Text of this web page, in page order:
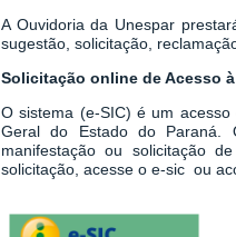
A Ouvidoria da Unespar
sugestão, solicitação,
Solicitação online de Acesso
O sistema (e-SIC) é um acesso
Geral do Estado do Paraná.
manifestação ou solicitação
solicitação, acesse o e-sic ou